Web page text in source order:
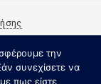
την
συνεχίσετε να
πως είστε